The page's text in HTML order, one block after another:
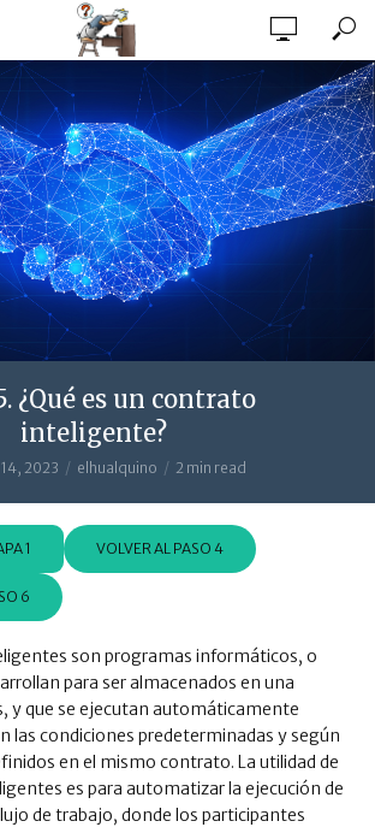
¿Qué es un contrato
inteligente?
2023 elhualquino 2 min read
1 VOLVER AL PASO 4
6
son programas informáticos, o
para ser almacenados en una
y que se ejecutan automáticamente
las condiciones predeterminadas y según
en el mismo contrato. La utilidad de
es para automatizar la ejecución de
de trabajo, donde los participantes